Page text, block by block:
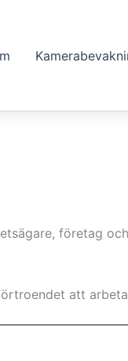
företag
att